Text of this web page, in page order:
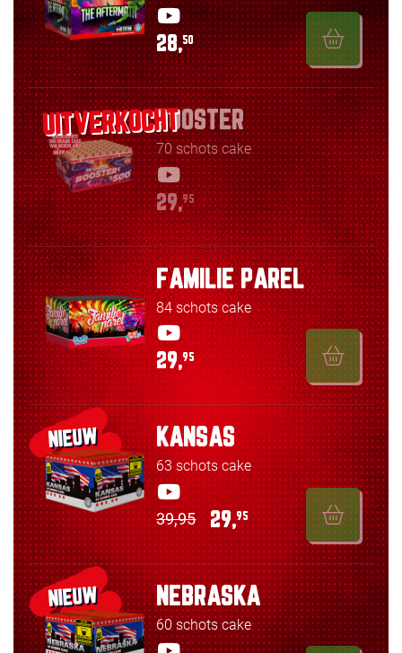
28,50
BOOSTER
70 schots cake
29,95
FAMILIE PAREL
84 schots cake
29,95
NIEUW KANSAS
63 schots cake
39,95 29,95
NIEUW NEBRASKA
60 schots cake